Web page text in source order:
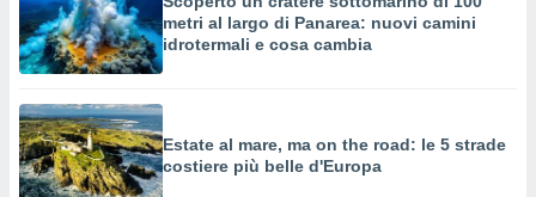
metri al largo di Panarea: nuovi camini
idrotermali e cosa cambia
Estate al mare, ma on the road: le 5 strade
costiere più belle d'Europa